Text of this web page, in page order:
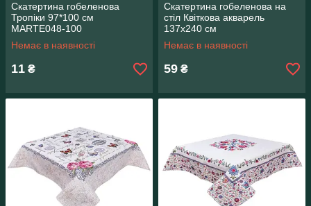
Скатертина гобеленова
Тропіки 97*100 см
MARTE048-100
Немає в наявності
11 ₴
Скатертина гобеленова на
стіл Квіткова акварель
137х240 см
Немає в наявності
59 ₴